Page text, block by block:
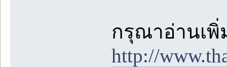
กรุณาอ่านเพิ่
http://